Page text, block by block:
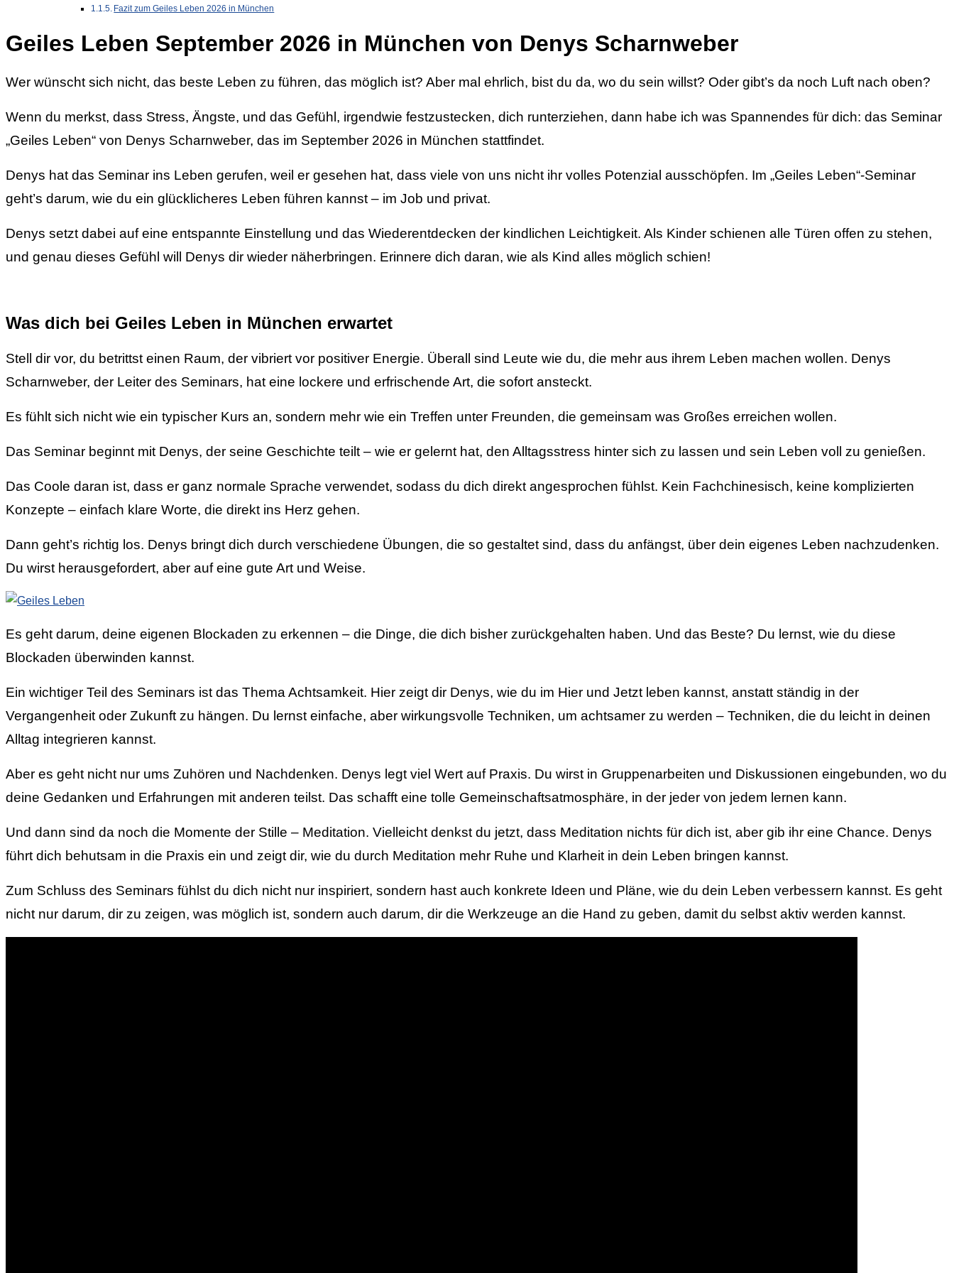
Fazit zum Geiles Leben 2026 in München
Geiles Leben September 2026 in München von Denys Scharnweber
Wer wünscht sich nicht, das beste Leben zu führen, das möglich ist? Aber mal ehrlich, bist du da, wo du sein willst? Oder gibt’s da noch Luft nach oben?
Wenn du merkst, dass Stress, Ängste, und das Gefühl, irgendwie festzustecken, dich runterziehen, dann habe ich was Spannendes für dich: das Seminar
„Geiles Leben“ von Denys Scharnweber, das im September 2026 in München stattfindet.
Denys hat das Seminar ins Leben gerufen, weil er gesehen hat, dass viele von uns nicht ihr volles Potenzial ausschöpfen. Im „Geiles Leben“-Seminar
geht’s darum, wie du ein glücklicheres Leben führen kannst – im Job und privat.
Denys setzt dabei auf eine entspannte Einstellung und das Wiederentdecken der kindlichen Leichtigkeit. Als Kinder schienen alle Türen offen zu stehen,
und genau dieses Gefühl will Denys dir wieder näherbringen. Erinnere dich daran, wie als Kind alles möglich schien!
Was dich bei Geiles Leben in München erwartet
Stell dir vor, du betrittst einen Raum, der vibriert vor positiver Energie. Überall sind Leute wie du, die mehr aus ihrem Leben machen wollen. Denys
Scharnweber, der Leiter des Seminars, hat eine lockere und erfrischende Art, die sofort ansteckt.
Es fühlt sich nicht wie ein typischer Kurs an, sondern mehr wie ein Treffen unter Freunden, die gemeinsam was Großes erreichen wollen.
Das Seminar beginnt mit Denys, der seine Geschichte teilt – wie er gelernt hat, den Alltagsstress hinter sich zu lassen und sein Leben voll zu genießen.
Das Coole daran ist, dass er ganz normale Sprache verwendet, sodass du dich direkt angesprochen fühlst. Kein Fachchinesisch, keine komplizierten
Konzepte – einfach klare Worte, die direkt ins Herz gehen.
Dann geht’s richtig los. Denys bringt dich durch verschiedene Übungen, die so gestaltet sind, dass du anfängst, über dein eigenes Leben nachzudenken.
Du wirst herausgefordert, aber auf eine gute Art und Weise.
Es geht darum, deine eigenen Blockaden zu erkennen – die Dinge, die dich bisher zurückgehalten haben. Und das Beste? Du lernst, wie du diese
Blockaden überwinden kannst.
Ein wichtiger Teil des Seminars ist das Thema Achtsamkeit. Hier zeigt dir Denys, wie du im Hier und Jetzt leben kannst, anstatt ständig in der
Vergangenheit oder Zukunft zu hängen. Du lernst einfache, aber wirkungsvolle Techniken, um achtsamer zu werden – Techniken, die du leicht in deinen
Alltag integrieren kannst.
Aber es geht nicht nur ums Zuhören und Nachdenken. Denys legt viel Wert auf Praxis. Du wirst in Gruppenarbeiten und Diskussionen eingebunden, wo du
deine Gedanken und Erfahrungen mit anderen teilst. Das schafft eine tolle Gemeinschaftsatmosphäre, in der jeder von jedem lernen kann.
Und dann sind da noch die Momente der Stille – Meditation. Vielleicht denkst du jetzt, dass Meditation nichts für dich ist, aber gib ihr eine Chance. Denys
führt dich behutsam in die Praxis ein und zeigt dir, wie du durch Meditation mehr Ruhe und Klarheit in dein Leben bringen kannst.
Zum Schluss des Seminars fühlst du dich nicht nur inspiriert, sondern hast auch konkrete Ideen und Pläne, wie du dein Leben verbessern kannst. Es geht
nicht nur darum, dir zu zeigen, was möglich ist, sondern auch darum, dir die Werkzeuge an die Hand zu geben, damit du selbst aktiv werden kannst.